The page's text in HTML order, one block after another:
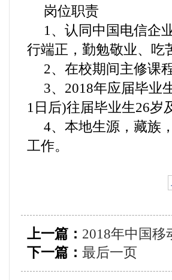
岗位职责
1、认同中国电信企
行端正，勤勉敬业、吃
2、在校期间主修课
3、2018年应届毕业
1日后)往届毕业生26岁
4、本地生源，藏族
工作。
上一篇： 2018年中国移
下一篇： 最后一页